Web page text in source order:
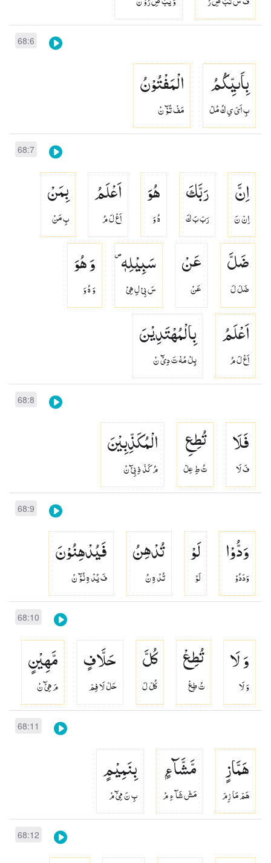
68:6
بِاَىیِّكُمُ
بِ اَىّ ىِ كُ مُلْ
الْمَفْتُوْنُ
مَفْ تُوْٓ نْ
68:7
اِنَّ
اِنّ نَ
رَبَّكَ
رَبّ بَ كَ
هُوَ
هُ وَ
اَعْلَمُ
اَعْ لَ مُ
بِمَنْ
بِ مَنْ
ضَلَّ
ضَلّ لَ
عَنْ
عَنْ
سَبِیْلِهٖ ۪
سَ بِىْ لِ هِىْ
وَ هُوَ
وَ هُ وَ
اَعْلَمُ
اَعْ لَ مُ
بِالْمُهْتَدِیْنَ
بِلْ مُهْ تَ دِىْٓ نْ
68:8
فَلَا
فَ لَا
تُطِعِ
تُ طِ عِلْ
الْمُكَذِّبِیْنَ
مُ كَذّ ذِ بِىْٓ نْ
68:9
وَدُّوْا
وَدّدُوْ
لَوْ
لَوْ
تُدْهِنُ
تُدْ هِ نُ
فَیُدْهِنُوْنَ
فَ يُدْ هِ نُوْٓ نْ
68:10
وَ لَا
وَ لَا
تُطِعْ
تُ طِعْ
كُلَّ
كُلّ لَ
حَلَّافٍ
حَلّ لَا فِمّ
مَّهِیْنٍ
مَ هِىْٓ نْ
68:11
هَمَّازٍ
هَمّ مَا زِمّ
مَّشَّآءٍۭ
مَشّ شَآ ءِ مْ
بِنَمِیْمٍ
بِ نَ مِىْٓ مْ
68:12